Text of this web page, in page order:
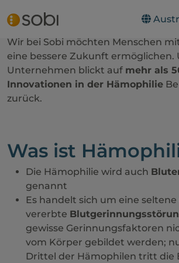
Wir bei Sobi möchten Menschen
eine bessere Zukunft ermöglichen.
Unternehmen blickt auf mehr als
Innovationen in der Hämophilie
zurück.
Was ist
Die Hämophilie wird auch
genannt
Es handelt sich um eine
vererbte
gewisse Gerinnungsfaktoren
vom Körper gebildet werden;
Drittel der Hämophilen tritt die